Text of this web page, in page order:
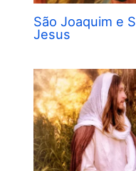
São Joaquim e
Jesus